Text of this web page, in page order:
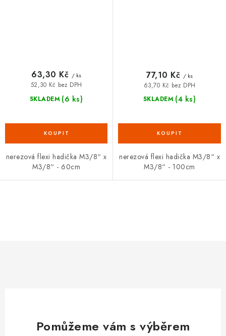
SKLADEM (6 ks)
52,30 Kč bez DPH
63,30 Kč / ks
nerezová flexi hadička M3/8“ x
M3/8“ - 60cm
SKLADEM (4 ks)
63,70 Kč bez DPH
77,10 Kč / ks
nerezová flexi hadička M3/8“ x
M3/8“ - 100cm
Pomůžeme vám s výběrem